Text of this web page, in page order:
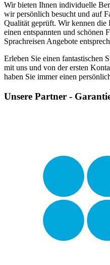
Wir bieten Ihnen individuelle
wir persönlich besucht und auf
Qualität geprüft. Wir kennen die
einen entspannten und schönen
Sprachreisen Angebote
Erleben Sie einen fantastischen
mit uns und von der ersten
haben Sie immer einen
Unsere Partner -